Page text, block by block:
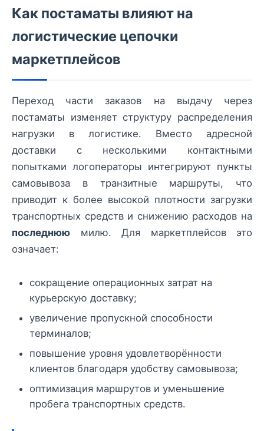
Как постаматы влияют на
логистические цепочки
маркетплейсов
Переход части заказов на выдачу через
постаматы изменяет структуру распределения
нагрузки в логистике. Вместо адресной
доставки с несколькими контактными
попытками логоператоры интегрируют пункты
самовывоза в транзитные маршруты, что
приводит к более высокой плотности загрузки
транспортных средств и снижению расходов на
последнюю милю. Для маркетплейсов это
означает:
сокращение операционных затрат на
курьерскую доставку;
увеличение пропускной способности
терминалов;
повышение уровня удовлетворённости
клиентов благодаря удобству самовывоза;
оптимизация маршрутов и уменьшение
пробега транспортных средств.